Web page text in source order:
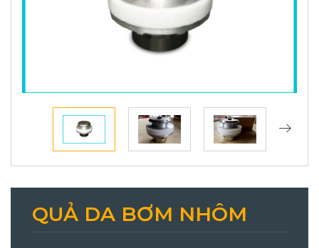
QUẢ DA BƠM NHÔM